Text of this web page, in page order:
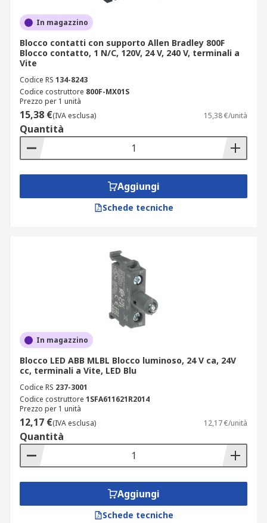
In magazzino
Blocco contatti con supporto Allen Bradley 800F
Blocco contatto, 1 N/C, 120V, 24 V, 240 V, terminali a
Vite
Codice RS 134-8243
Codice costruttore 800F-MX01S
Prezzo per 1 unità
15,38 €(IVA esclusa) 15,38 €/unità
Quantità
Aggiungi
Schede tecniche
In magazzino
Blocco LED ABB MLBL Blocco luminoso, 24 V ca, 24V
cc, terminali a Vite, LED Blu
Codice RS 237-3001
Codice costruttore 1SFA611621R2014
Prezzo per 1 unità
12,17 €(IVA esclusa) 12,17 €/unità
Quantità
Aggiungi
Schede tecniche